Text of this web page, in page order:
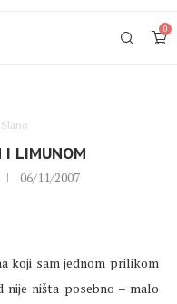
0
Slano
I LIMUNOM
06/11/2007
koji sam jednom prilikom
ništa posebno – malo